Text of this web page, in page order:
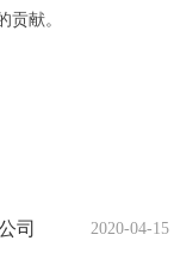
献。
2020-04-15
司